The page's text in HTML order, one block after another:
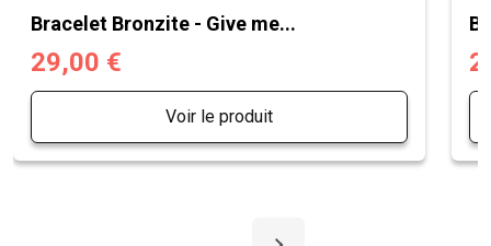
Bracelet Bronzite - Give me...
29,00 €
Voir le produit